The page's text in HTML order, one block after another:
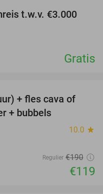
t.w.v. €3.000
Gratis
37%
+ fles cava of
+ bubbels
10.0 star
Regulier €190
€119